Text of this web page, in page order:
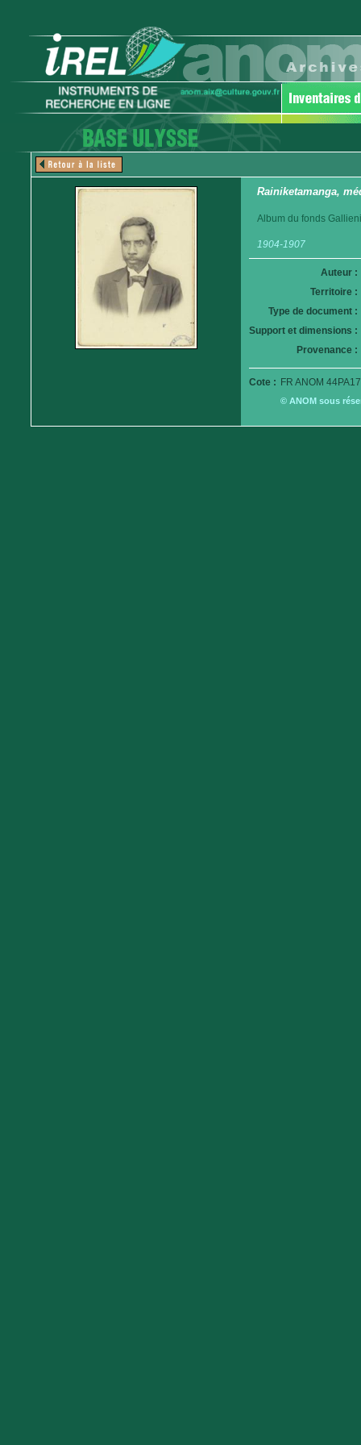
Rainiketamanga,
Album du fonds
1904-1907
Auteur :
Territoire :
Type de document :
Support et dimensions :
Provenance :
Cote : FR ANOM
© ANOM sous